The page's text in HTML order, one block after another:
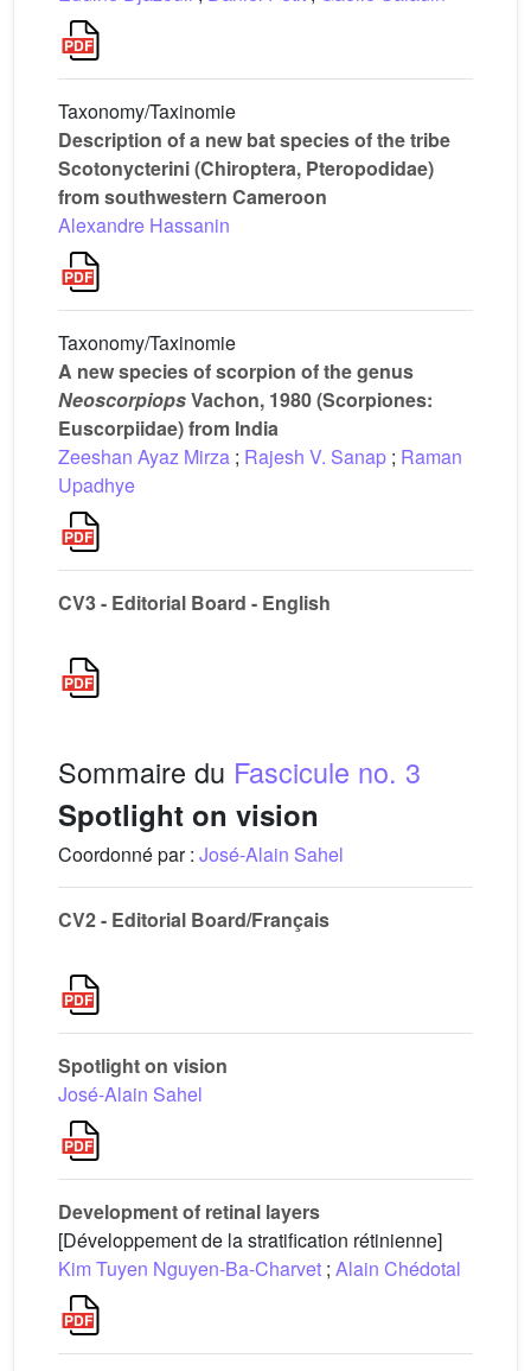
Taxonomy/Taxinomie
Description of a new bat species of the tribe
Scotonycterini (Chiroptera, Pteropodidae)
from southwestern Cameroon
Alexandre Hassanin
Taxonomy/Taxinomie
A new species of scorpion of the genus
NeoscorpiopsVachon, 1980 (Scorpiones:
Euscorpiidae) from India
Zeeshan Ayaz Mirza ; Rajesh V. Sanap ; Raman
Upadhye
CV3 - Editorial Board - English
Sommaire du Fascicule no. 3
Spotlight on vision
Coordonné par : José-Alain Sahel
CV2 - Editorial Board/Français
Spotlight on vision
José-Alain Sahel
Development of retinal layers
[Développement de la stratification rétinienne]
Kim Tuyen Nguyen-Ba-Charvet ; Alain Chédotal